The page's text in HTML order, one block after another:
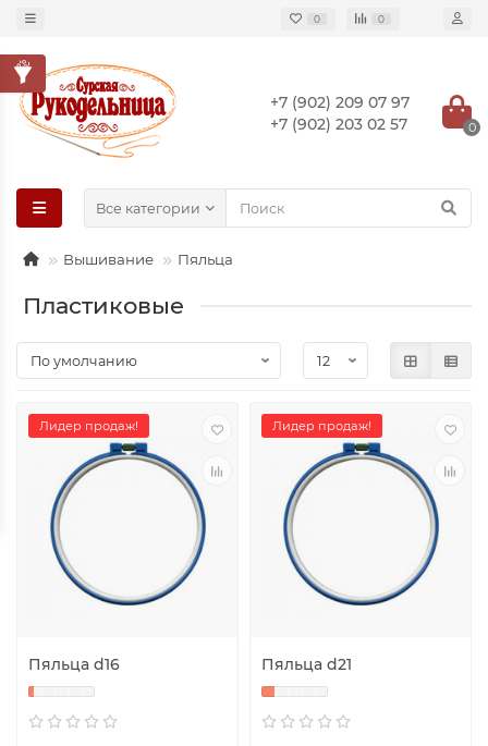
0 0
+7 (902) 209 07 97
+7 (902) 203 02 57
0
Все категории
Вышивание Пяльца
Пластиковые
Лидер продаж!
Пяльца d16
Лидер продаж!
Пяльца d21